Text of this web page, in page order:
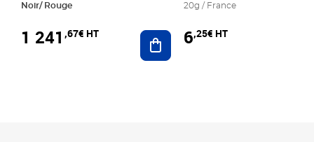
Noir/ Rouge
1 241 ,67€ HT Ajouter au panier
20g / France
6,25€ HT